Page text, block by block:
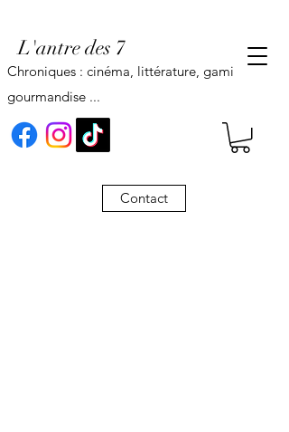
L'antre des 7
Contact
Chroniques : cinéma, littérature, gaming,
gourmandise ...